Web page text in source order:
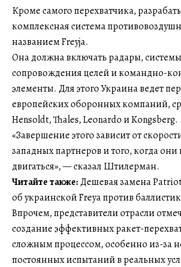
Кроме самого перехватчика,
комплексная система
названием Freyja.
Она должна включать радары,
сопровождения целей и командно-
элементы. Для этого Украина ведет
европейских оборонных компаний,
Hensoldt, Thales, Leonardo и Kongsberg.
«Завершение этого зависит от
западных партнеров и того, когда они
двигаться», — сказал Штилерман.
Читайте также: Дешевая замена
об украинской Freya против
Впрочем, представители отрасли
создание эффективных ракет-
сложным процессом, особенно из-за
постоянных испытаний в реальных